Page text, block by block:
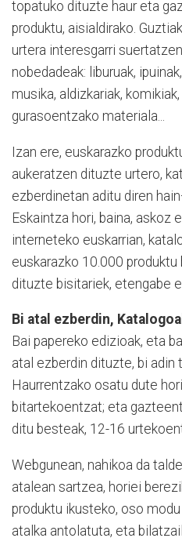
topatuko dituzte haur eta
produktu, aisialdirako.
urtera interesgarri
nobedadeak: liburuak,
musika, aldizkariak,
gurasoentzako materiala...
Izan ere, euskarazko
aukeratzen dituzte urtero,
ezberdinetan aditu diren
Eskaintza hori, baina, askoz
interneteko euskarrian,
euskarazko 10.000
dituzte bisitariek, etengabe
Bi atal ezberdin,
Bai papereko edizioak, eta
atal ezberdin dituzte, bi adin
Haurrentzako osatu dute
bitartekoentzat; eta
ditu besteak, 12-16
Webgunean, nahikoa da
atalean sartzea, horiei
produktu ikusteko, oso
atalka antolatuta, eta